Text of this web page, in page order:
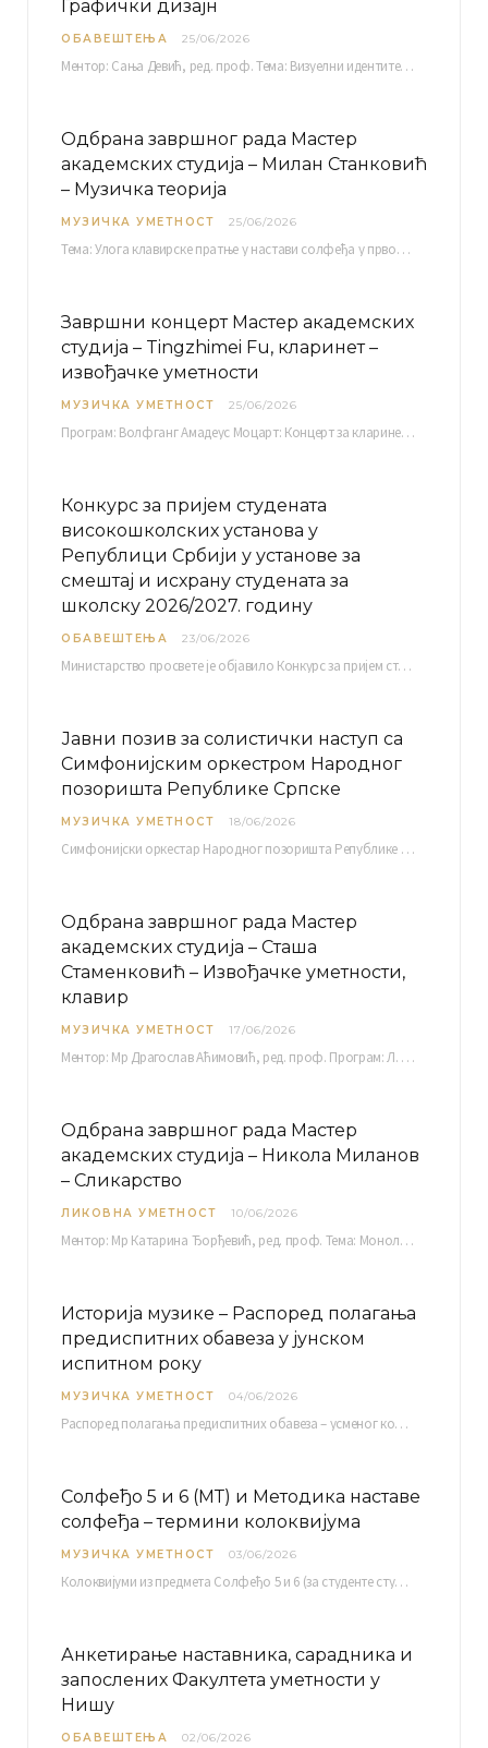
Графички дизајн
ОБАВЕШТЕЊА 25/06/2026
Ментор: Сања Девић, ред. проф. Тема: Визуелни идентитет линије нутриционистичких производа Vita+: Од амбалаже до мултимедијалне комуникације Петак, 03. 07.…
Одбрана завршног рада Мастер
академских студија – Милан Станковић
– Музичка теорија
МУЗИЧКА УМЕТНОСТ 25/06/2026
Тема: Улога клавирске пратње у настави солфеђа у првом циклусу основне музичке школе Ментор…
Завршни концерт Мастер академских
студија – Tingzhimei Fu, кларинет –
извођачке уметности
МУЗИЧКА УМЕТНОСТ 25/06/2026
Програм: Волфганг Амадеус Моцарт: Концерт за кларинет и оркестар, А-дур Ментор Милош Мијатовић, редовни…
Конкурс за пријем студената
високошколских установа у
Републици Србији у установе за
смештај и исхрану студената за
школску 2026/2027. годину
ОБАВЕШТЕЊА 23/06/2026
Министарство просвете је објавило Конкурс за пријем студената високошколских установа у Републици Србији у установе…
Јавни позив за солистички наступ са
Симфонијским оркестром Народног
позоришта Републике Српске
МУЗИЧКА УМЕТНОСТ 18/06/2026
Симфонијски оркестар Народног позоришта Републике Српске расписује јавни позив за учешће у пројекту „CRESCENDO: Нова…
Одбрана завршног рада Мастер
академских студија – Сташа
Стаменковић – Извођачке уметности,
клавир
МУЗИЧКА УМЕТНОСТ 17/06/2026
Ментор: Мр Драгослав Аћимовић, ред. проф. Програм: Л. Ван Бетовен: Соната оп. 31 бр. 2 у…
Одбрана завршног рада Мастер
академских студија – Никола Миланов
– Сликарство
ЛИКОВНА УМЕТНОСТ 10/06/2026
Ментор: Мр Катарина Ђорђевић, ред. проф. Тема: Монолог емоција Среда, 17. 06. 2026. у 15:30 сати Сала бр. 12 Факултета уметности у Нишу, Кнегиње…
Историја музике – Распоред полагања
предиспитних обавеза у јунском
испитном року
МУЗИЧКА УМЕТНОСТ 04/06/2026
Распоред полагaња предиспитних обавеза – усменог колоквијума и теста из слушања музике – објављен је…
Солфеђо 5 и 6 (МТ) и Методика наставе
солфеђа – термини колоквијума
МУЗИЧКА УМЕТНОСТ 03/06/2026
Колоквијуми из предмета Солфеђо 5 и 6 (за студенте студијског програма Музичка теорија) и Методика…
Анкетирање наставника, сарадника и
запослених Факултета уметности у
Нишу
ОБАВЕШТЕЊА 02/06/2026